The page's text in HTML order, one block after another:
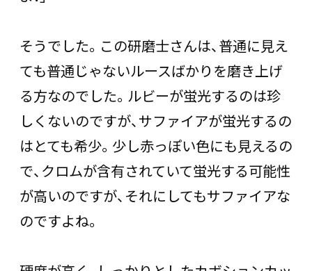
そうでした。この研磨士さんは、普通に見え
ても普通じゃないルースばかりを磨き上げ
る方なのでした。ルビーが蛍光するのは珍
しくないのですが、サファイアが蛍光するの
はとても希少。少し赤っぽい色にも見えるの
で、クロムが含有されていて蛍光する可能性
が高いのですが、それにしてもサファイアな
のですよね。